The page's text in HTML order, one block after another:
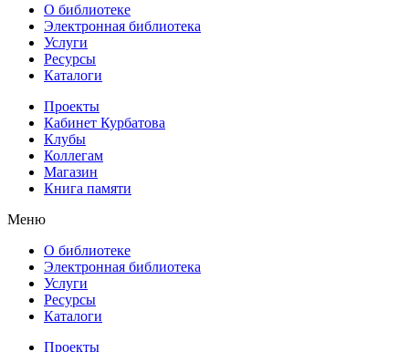
О библиотеке
Электронная библиотека
Услуги
Ресурсы
Каталоги
Проекты
Кабинет Курбатова
Клубы
Коллегам
Магазин
Книга памяти
Меню
О библиотеке
Электронная библиотека
Услуги
Ресурсы
Каталоги
Проекты